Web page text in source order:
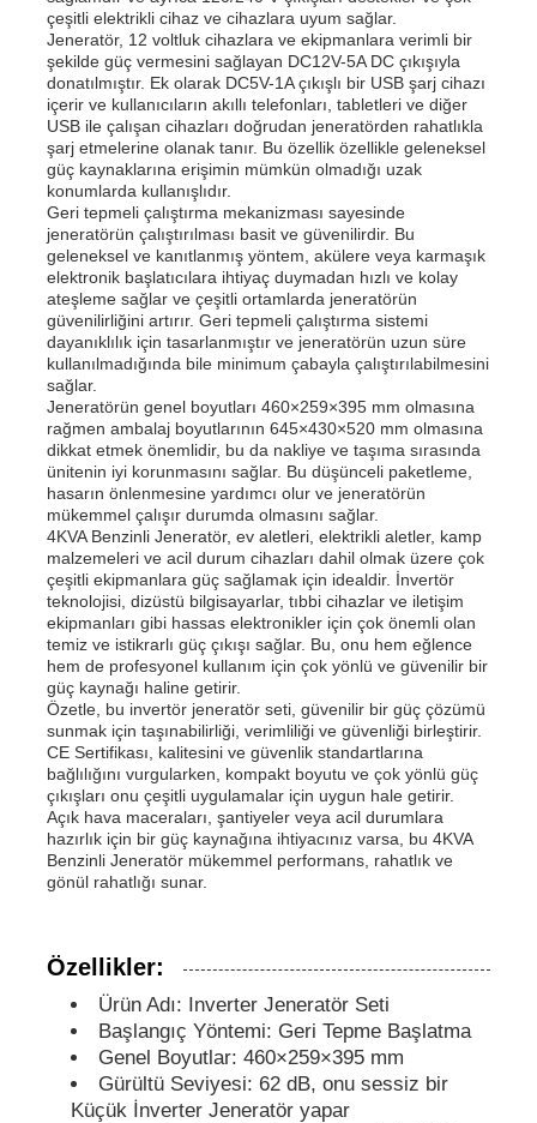
Ürünler
VİDEOLAR
Hakkımızda
Fabrika turu
Kalite kontrol
Bize ulaşın
Haberler
Tüm servis talepleri
Teklif isteği
dizel jeneratör seti
benzinli jeneratör seti
İnvertör Jeneratör Seti
Endüstriyel jeneratör seti
Dijital Jeneratör Seti
çeşitli elektrikli cihaz ve cihazlara uyum sağlar.
Jeneratör, 12 voltluk cihazlara ve ekipmanlara verimli bir
şekilde güç vermesini sağlayan DC12V-5A DC çıkışıyla
donatılmıştır. Ek olarak DC5V-1A çıkışlı bir USB şarj cihazı
içerir ve kullanıcıların akıllı telefonları, tabletleri ve diğer
USB ile çalışan cihazları doğrudan jeneratörden rahatlıkla
şarj etmelerine olanak tanır. Bu özellik özellikle geleneksel
güç kaynaklarına erişimin mümkün olmadığı uzak
konumlarda kullanışlıdır.
Geri tepmeli çalıştırma mekanizması sayesinde
jeneratörün çalıştırılması basit ve güvenilirdir. Bu
geleneksel ve kanıtlanmış yöntem, akülere veya karmaşık
elektronik başlatıcılara ihtiyaç duymadan hızlı ve kolay
ateşleme sağlar ve çeşitli ortamlarda jeneratörün
güvenilirliğini artırır. Geri tepmeli çalıştırma sistemi
dayanıklılık için tasarlanmıştır ve jeneratörün uzun süre
kullanılmadığında bile minimum çabayla çalıştırılabilmesini
sağlar.
Jeneratörün genel boyutları 460×259×395 mm olmasına
rağmen ambalaj boyutlarının 645×430×520 mm olmasına
dikkat etmek önemlidir, bu da nakliye ve taşıma sırasında
ünitenin iyi korunmasını sağlar. Bu düşünceli paketleme,
hasarın önlenmesine yardımcı olur ve jeneratörün
mükemmel çalışır durumda olmasını sağlar.
4KVA Benzinli Jeneratör, ev aletleri, elektrikli aletler, kamp
malzemeleri ve acil durum cihazları dahil olmak üzere çok
çeşitli ekipmanlara güç sağlamak için idealdir. İnvertör
teknolojisi, dizüstü bilgisayarlar, tıbbi cihazlar ve iletişim
ekipmanları gibi hassas elektronikler için çok önemli olan
temiz ve istikrarlı güç çıkışı sağlar. Bu, onu hem eğlence
hem de profesyonel kullanım için çok yönlü ve güvenilir bir
güç kaynağı haline getirir.
Özetle, bu invertör jeneratör seti, güvenilir bir güç çözümü
sunmak için taşınabilirliği, verimliliği ve güvenliği birleştirir.
CE Sertifikası, kalitesini ve güvenlik standartlarına
bağlılığını vurgularken, kompakt boyutu ve çok yönlü güç
çıkışları onu çeşitli uygulamalar için uygun hale getirir.
Açık hava maceraları, şantiyeler veya acil durumlara
hazırlık için bir güç kaynağına ihtiyacınız varsa, bu 4KVA
Benzinli Jeneratör mükemmel performans, rahatlık ve
gönül rahatlığı sunar.
Özellikler:
Ürün Adı: Inverter Jeneratör Seti
Başlangıç ​​Yöntemi: Geri Tepme Başlatma
Genel Boyutlar: 460×259×395 mm
Gürültü Seviyesi: 62 dB, onu sessiz bir
Küçük İnverter Jeneratör yapar